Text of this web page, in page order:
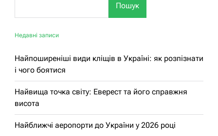
Пошук
Недавні записи
Найпоширеніші види кліщів в Україні: як розпізнати
і чого боятися
Найвища точка світу: Еверест та його справжня
висота
Найближчі аеропорти до України у 2026 році